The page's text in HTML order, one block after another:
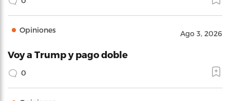
Opiniones Ago 3, 2026
Voy a Trump y pago doble
0